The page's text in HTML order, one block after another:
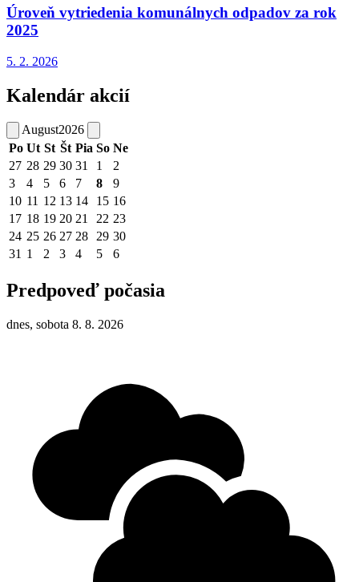
Úroveň vytriedenia komunálnych odpadov za rok
2025
5. 2. 2026
Kalendár akcií
August2026
Po Ut St Št Pia So Ne
27 28 29 30 31 1
2
3
4 5 6 7 8
9
10 11 12 13 14 15 16
17 18 19 20 21 22 23
24 25 26 27 28 29 30
31 1 2 3 4 5 6
Predpoveď počasia
dnes, sobota 8. 8. 2026